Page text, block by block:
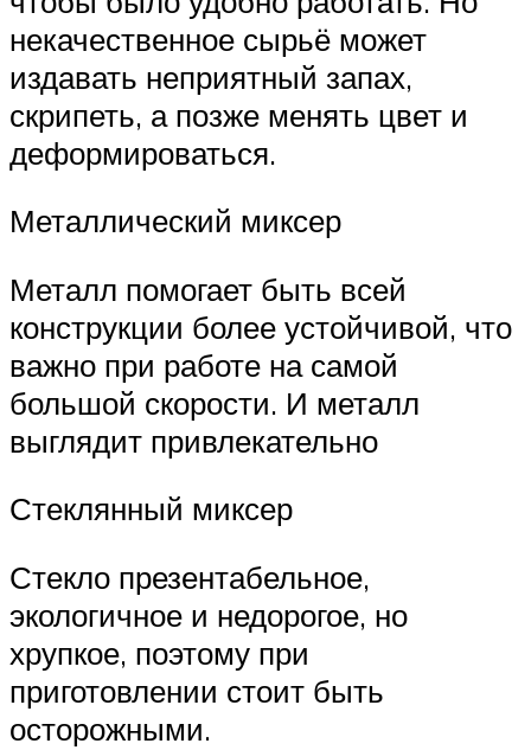
некачественное сырьё может
издавать неприятный запах,
скрипеть, а позже менять цвет и
деформироваться.
Металлический миксер
Металл помогает быть всей
конструкции более устойчивой, что
важно при работе на самой
большой скорости. И металл
выглядит привлекательно
Стеклянный миксер
Стекло презентабельное,
экологичное и недорогое, но
хрупкое, поэтому при
приготовлении стоит быть
осторожными.